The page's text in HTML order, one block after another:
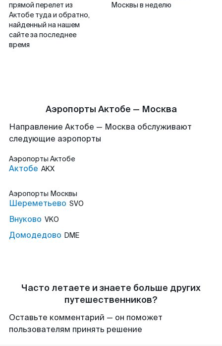
прямой перелет из
Актобе туда и обратно,
найденный на нашем
сайте за последнее
время
Москвы в неделю
Аэропорты Актобе — Москва
Направление Актобе — Москва обслуживают
следующие аэропорты
Аэропорты Актобе
Актобе AKX
Аэропорты Москвы
Шереметьево SVO
Внуково VKO
Домодедово DME
Часто летаете и знаете больше других
путешественников?
Оставьте комментарий — он поможет
пользователям принять решение